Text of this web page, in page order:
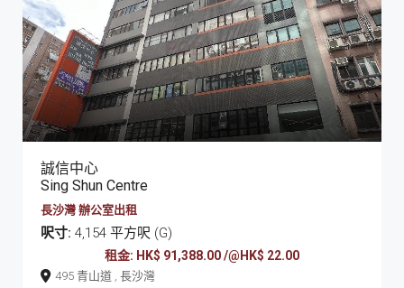
誠信中心
Sing Shun Centre
長沙灣 辦公室出租
呎寸: 4,154 平方呎 (G)
租金: HK$ 91,388.00 /@HK$ 22.00
495 青山道 , 長沙灣